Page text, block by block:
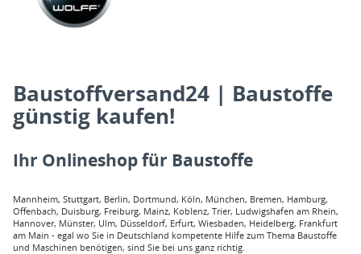
Baustoffversand24 | Baustoffe
günstig kaufen!
Ihr Onlineshop für Baustoffe
Mannheim, Stuttgart, Berlin, Dortmund, Köln, München, Bremen, Hamburg,
Offenbach, Duisburg, Freiburg, Mainz, Koblenz, Trier, Ludwigshafen am Rhein,
Hannover, Münster, Ulm, Düsseldorf, Erfurt, Wiesbaden, Heidelberg, Frankfurt
am Main - egal wo Sie in Deutschland kompetente Hilfe zum Thema Baustoffe
und Maschinen benötigen, sind Sie bei uns ganz richtig.